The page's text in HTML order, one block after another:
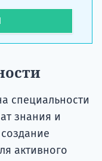
специальности
знания и
активного